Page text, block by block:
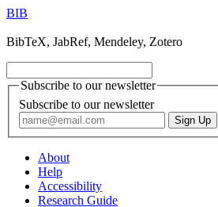
BIB
BibTeX, JabRef, Mendeley, Zotero
Subscribe to our newsletter
Subscribe to our newsletter
About
Help
Accessibility
Research Guide